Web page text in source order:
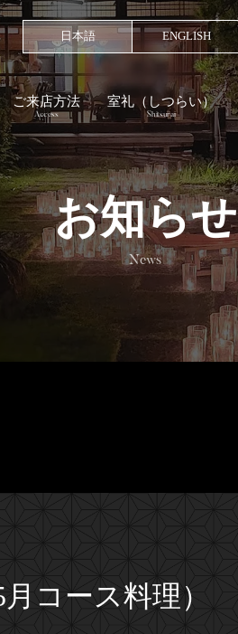
日本語 ENGLISH
ご来店方法
Access
室礼（しつらい）
Shitsurai
お知らせ
News
コース料理）